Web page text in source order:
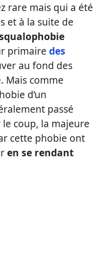
rare mais qui a été
et à la suite de
primaire des
au fond des
Mais comme
d’un
passé
le coup, la majeure
cette phobie ont
en se rendant